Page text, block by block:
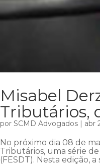
Misabel
Tributários,
porSCMD Advogados | abr
No próximo dia 08 de
Tributários, uma série
(FESDT). Nesta edição,